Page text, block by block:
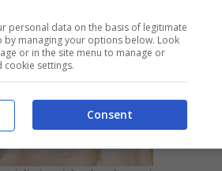
personal data on the basis of legitimate
by managing your options below. Look
or in the site menu to manage or
cookie settings.
Consent